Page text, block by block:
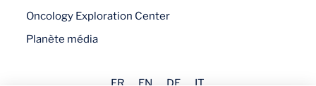
Oncology Exploration Center
Planète média
FR EN DE IT